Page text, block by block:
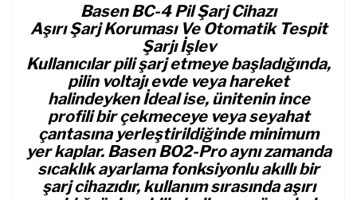
Basen BC-4 Pil Şarj Cihazı
Aşırı Şarj Koruması Ve Otomatik Tespit
Şarjı İşlev
Kullanıcılar pili şarj etmeye başladığında,
pilin voltajı evde veya hareket
halindeyken İdeal ise, ünitenin ince
profili bir çekmeceye veya seyahat
çantasına yerleştirildiğinde minimum
yer kaplar. Basen BO2-Pro aynı zamanda
sıcaklık ayarlama fonksiyonlu akıllı bir
şarj cihazıdır, kullanım sırasında aşırı